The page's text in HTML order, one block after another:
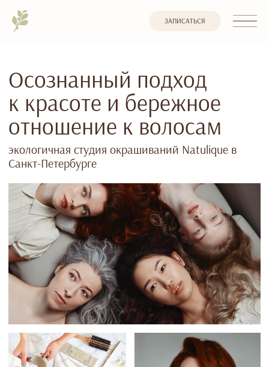
ЗАПИСАТЬСЯ
к красоте и бережное
отношение к волосам
экологичная студия окрашиваний Natulique в
Санкт-Петербурге
Made in Denmark